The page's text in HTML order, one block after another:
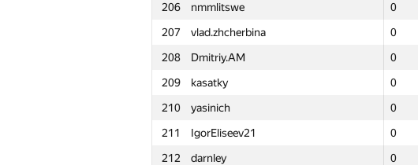
206
nmmlitswe 0
207
vlad.zhcherbina 0
208
Dmitriy.AM 0
209
kasatky 0
210
yasinich 0
211
IgorEliseev21 0
212
darnley 0